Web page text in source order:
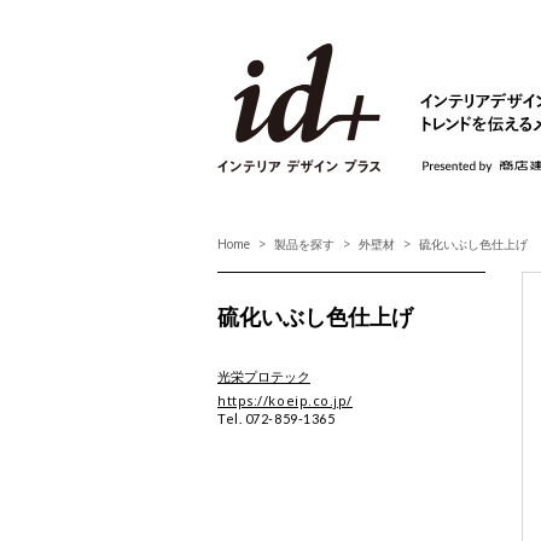
Home 製品を探す 外壁材 硫化いぶし色仕上げ
硫化いぶし色仕上げ
光栄プロテック
https://koeip.co.jp/
Tel. 072-859-1365